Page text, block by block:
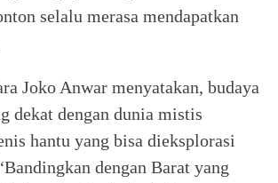
selalu merasa mendapatkan
Joko Anwar menyatakan, budaya
dekat dengan dunia mistis
hantu yang bisa dieksplorasi
dengan Barat yang